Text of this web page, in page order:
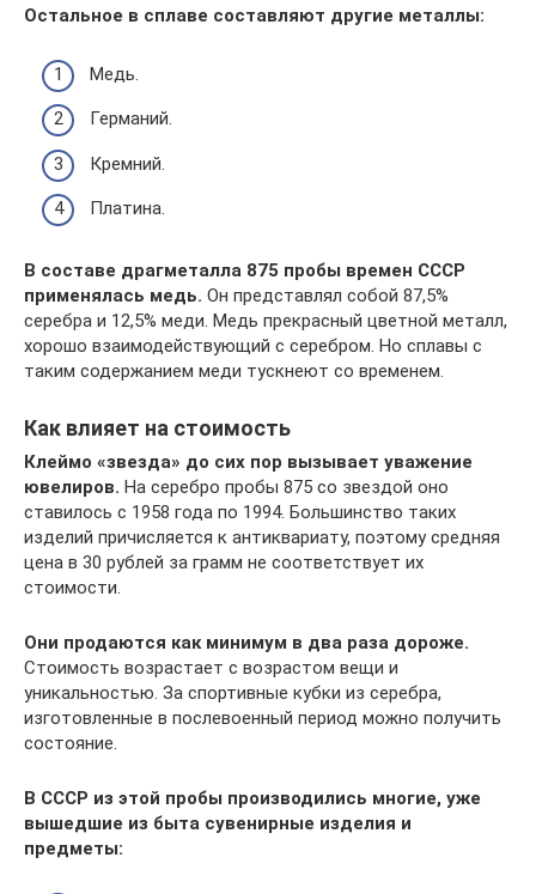
Остальное в сплаве составляют другие металлы:
Медь.
Германий.
Кремний.
Платина.
В составе драгметалла 875 пробы времен СССР
применялась медь. Он представлял собой 87,5%
серебра и 12,5% меди. Медь прекрасный цветной металл,
хорошо взаимодействующий с серебром. Но сплавы с
таким содержанием меди тускнеют со временем.
Как влияет на стоимость
Клеймо «звезда» до сих пор вызывает уважение
ювелиров. На серебро пробы 875 со звездой оно
ставилось с 1958 года по 1994. Большинство таких
изделий причисляется к антиквариату, поэтому средняя
цена в 30 рублей за грамм не соответствует их
стоимости.
Они продаются как минимум в два раза дороже.
Стоимость возрастает с возрастом вещи и
уникальностью. За спортивные кубки из серебра,
изготовленные в послевоенный период можно получить
состояние.
В СССР из этой пробы производились многие, уже
вышедшие из быта сувенирные изделия и
предметы: